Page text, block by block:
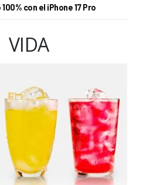
con el iPhone 17 Pro
VIDA